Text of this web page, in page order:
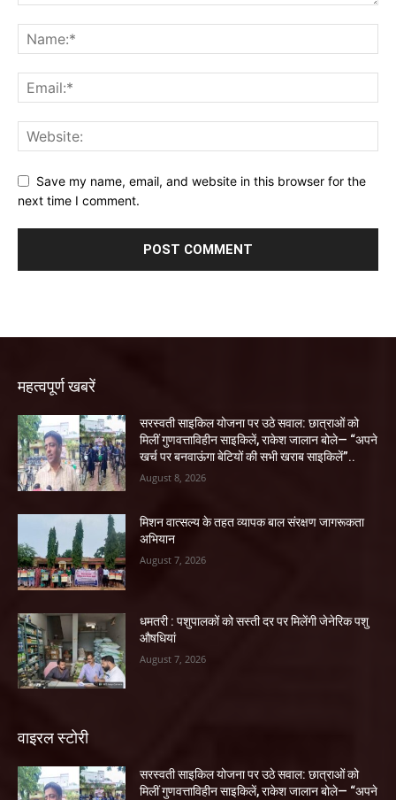
Save my name, email, and website in this browser for the
next time I comment.
महत्वपूर्ण खबरें
सरस्वती साइकिल योजना पर उठे सवाल: छात्राओं को
मिलीं गुणवत्ताविहीन साइकिलें, राकेश जालान बोले— “अपने
खर्च पर बनवाऊंगा बेटियों की सभी खराब साइकिलें”..
August 8, 2026
मिशन वात्सल्य के तहत व्यापक बाल संरक्षण जागरूकता
अभियान
August 7, 2026
धमतरी : पशुपालकों को सस्ती दर पर मिलेंगी जेनेरिक पशु
औषधियां
August 7, 2026
वाइरल स्टोरी
सरस्वती साइकिल योजना पर उठे सवाल: छात्राओं को
मिलीं गुणवत्ताविहीन साइकिलें, राकेश जालान बोले— “अपने